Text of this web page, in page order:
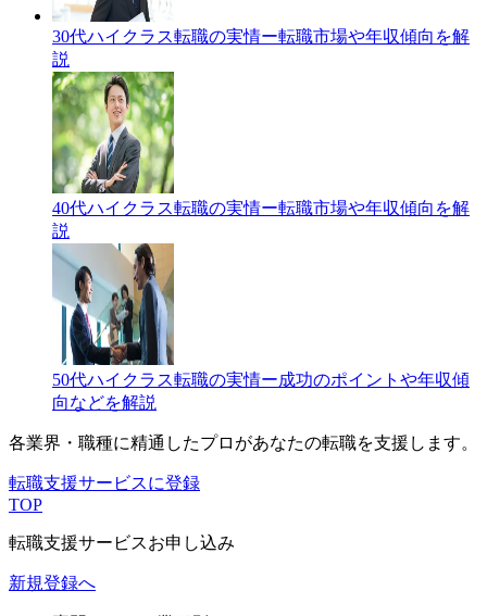
30代ハイクラス転職の実情ー転職市場や年収傾向を解
説
40代ハイクラス転職の実情ー転職市場や年収傾向を解
説
50代ハイクラス転職の実情ー成功のポイントや年収傾
向などを解説
各業界・職種に精通したプロがあなたの転職を支援します。
転職支援サービスに登録
TOP
転職支援サービスお申し込み
新規登録へ